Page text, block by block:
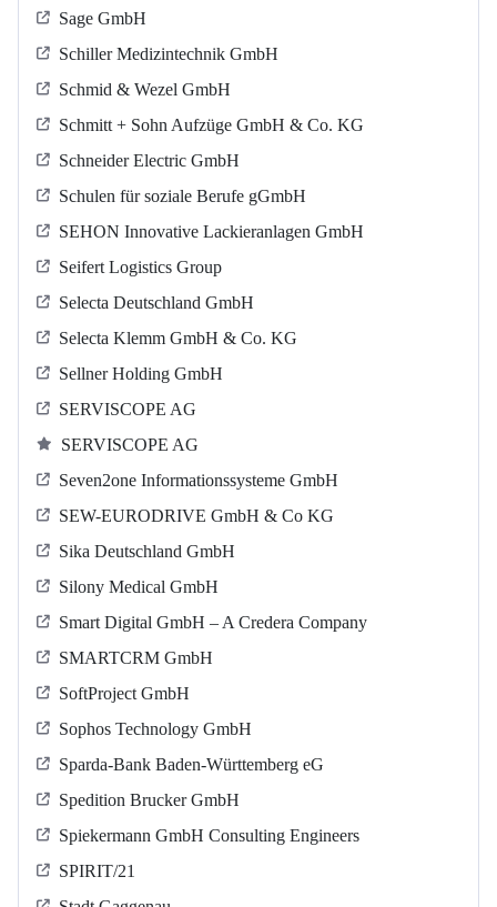
Sage GmbH
Schiller Medizintechnik GmbH
Schmid & Wezel GmbH
Schmitt + Sohn Aufzüge GmbH & Co. KG
Schneider Electric GmbH
Schulen für soziale Berufe gGmbH
SEHON Innovative Lackieranlagen GmbH
Seifert Logistics Group
Selecta Deutschland GmbH
Selecta Klemm GmbH & Co. KG
Sellner Holding GmbH
SERVISCOPE AG
SERVISCOPE AG
Seven2one Informationssysteme GmbH
SEW-EURODRIVE GmbH & Co KG
Sika Deutschland GmbH
Silony Medical GmbH
Smart Digital GmbH – A Credera Company
SMARTCRM GmbH
SoftProject GmbH
Sophos Technology GmbH
Sparda-Bank Baden-Württemberg eG
Spedition Brucker GmbH
Spiekermann GmbH Consulting Engineers
SPIRIT/21